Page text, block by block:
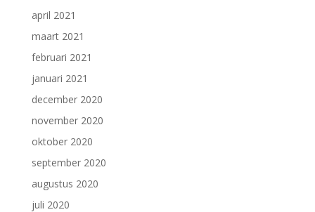
april 2021
maart 2021
februari 2021
januari 2021
december 2020
november 2020
oktober 2020
september 2020
augustus 2020
juli 2020